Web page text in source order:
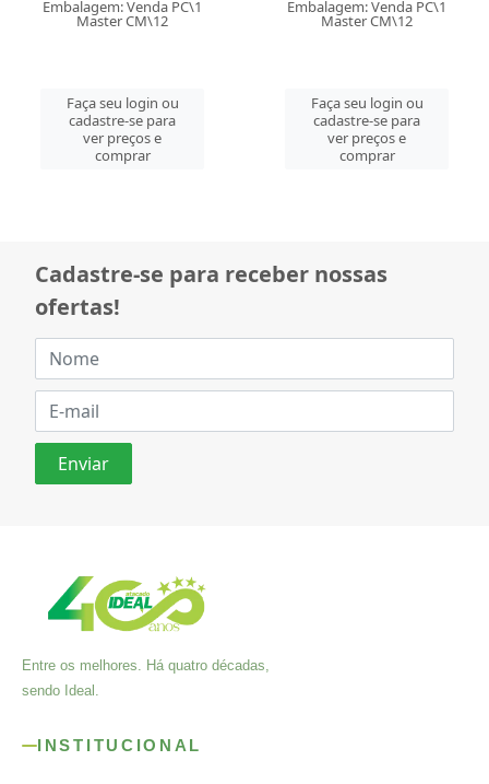
Embalagem: Venda PC\1
Master CM\12
Faça seu login ou
cadastre-se para
ver preços e
comprar
Embalagem: Venda PC\1
Master CM\12
Faça seu login ou
cadastre-se para
ver preços e
comprar
Cadastre-se para receber nossas
ofertas!
Entre os melhores. Há quatro décadas,
sendo Ideal.
INSTITUCIONAL